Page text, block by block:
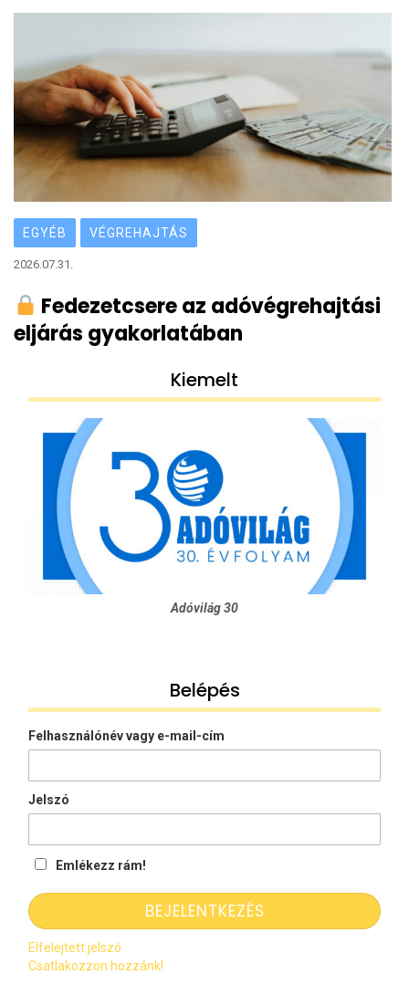
EGYÉB VÉGREHAJTÁS
2026.07.31.
Fedezetcsere az adóvégrehajtási
eljárás gyakorlatában
Kiemelt
Adóvilág 30
Belépés
Felhasználónév vagy e-mail-cím
Jelszó
Emlékezz rám!
Elfelejtett jelszó
Csatlakozzon hozzánk!